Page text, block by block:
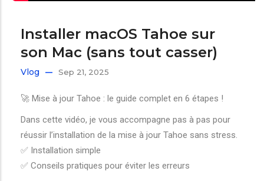
Installer macOS Tahoe sur
son Mac (sans tout casser)
Vlog Sep 21, 2025
🚀 Mise à jour Tahoe : le guide complet en 6 étapes !
Dans cette vidéo, je vous accompagne pas à pas pour
réussir l’installation de la mise à jour Tahoe sans stress.
✅ Installation simple
✅ Conseils pratiques pour éviter les erreurs